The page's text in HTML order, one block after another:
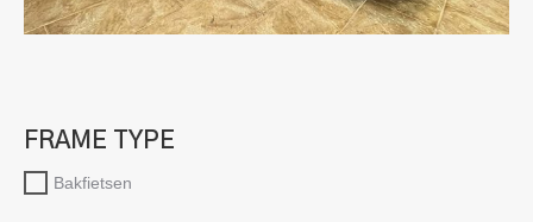
FRAME TYPE
Bakfietsen